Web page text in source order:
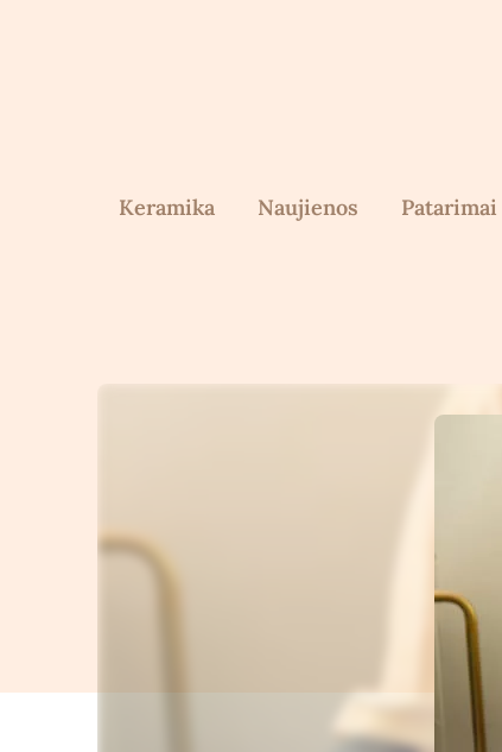
Keramika Naujienos Patarimai